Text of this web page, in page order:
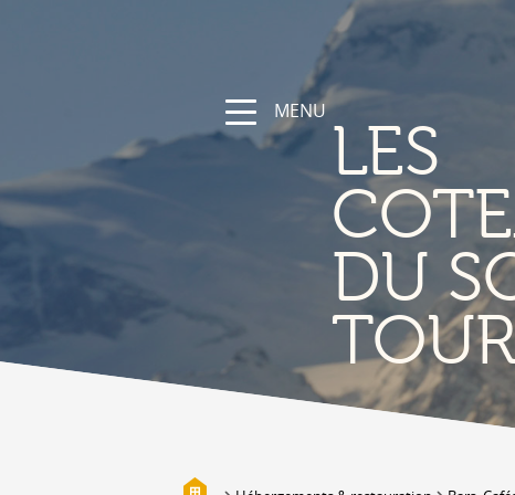
DÉCOUVERTE
Les Coteaux du Soleil, sa région
Randonnées et parcours sportifs
Valais à vélo et en VTT
MENU
LES
DU